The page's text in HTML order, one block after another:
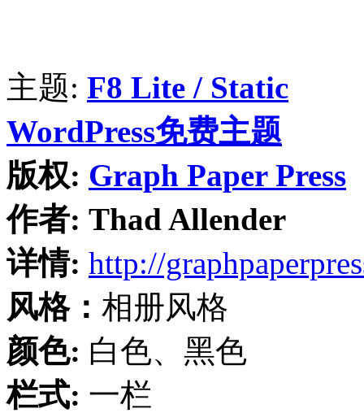
主题: F8 Lite / Static
WordPress免费主题
版权: Graph Paper Press
作者: Thad Allender
详情: http://
风格： 相册风格
颜色: 白色、黑色
栏式: 一栏